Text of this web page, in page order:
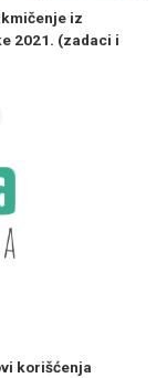
iz
2021. (zadaci i
korišćenja